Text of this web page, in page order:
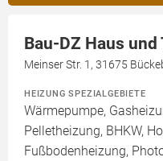
Bau-DZ Haus und
Meinser Str. 1, 31675
HEIZUNG SPEZIALGEBIETE
Wärmepumpe,
Pelletheizung, BHKW,
Fußbodenheizung,